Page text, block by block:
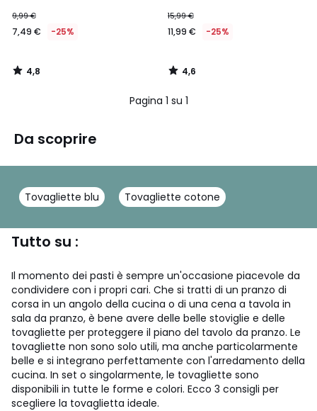
9,99 €
7,49 € -25%
4,8
/
15,99 €
11,99 € -25%
4,6
/
Pagina 1 su 1
Da scoprire
Tovagliette blu Tovagliette cotone
Tutto su :
Il momento dei pasti è sempre un'occasione piacevole da
condividere con i propri cari. Che si tratti di un pranzo di
corsa in un angolo della cucina o di una cena a tavola in
sala da pranzo, è bene avere delle belle stoviglie e delle
tovagliette per proteggere il piano del tavolo da pranzo. Le
tovagliette non sono solo utili, ma anche particolarmente
belle e si integrano perfettamente con l'arredamento della
cucina. In set o singolarmente, le tovagliette sono
disponibili in tutte le forme e colori. Ecco 3 consigli per
scegliere la tovaglietta ideale.